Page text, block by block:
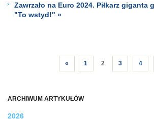
ARCHIWUM ARTYKUŁÓW
2026
Zawrzało na Euro 2024. Piłkarz giganta
"To wstyd!" »
« 1 2 3 4